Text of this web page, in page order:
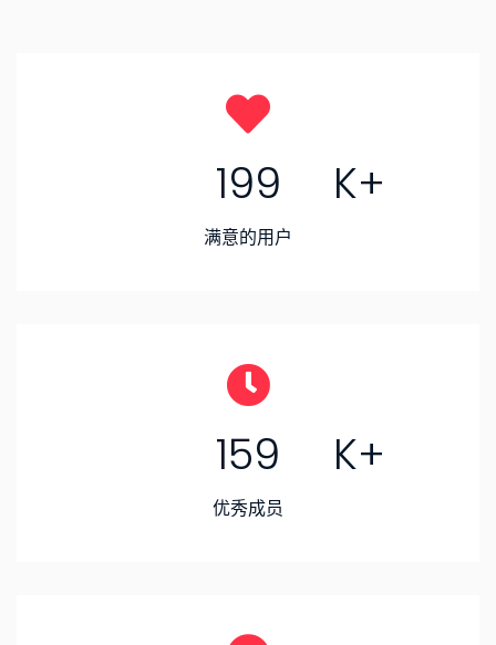
三国杀武将如何快速获得技能 引言： 三国杀是一款非常受欢
迎的桌游，其中的武将技能是游戏中的重要组成部分。在游
机8-20个方面详细阐述如何快速获得技能...
游戏世界。本文将详细介绍三国志11多...
199
满意的用户
159
优秀成员